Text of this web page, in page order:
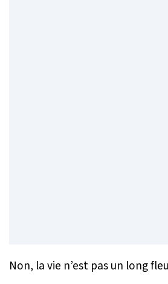
Non, la vie n’est pas un long